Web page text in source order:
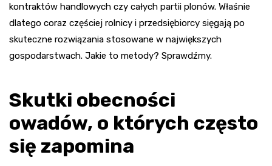
kontraktów handlowych czy całych partii plonów. Właśnie
dlatego coraz częściej rolnicy i przedsiębiorcy sięgają po
skuteczne rozwiązania stosowane w największych
gospodarstwach. Jakie to metody? Sprawdźmy.
Skutki obecności
owadów, o których często
się zapomina